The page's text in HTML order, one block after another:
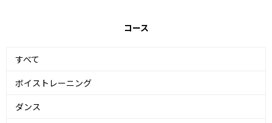
コース
すべて
ボイストレーニング
ダンス